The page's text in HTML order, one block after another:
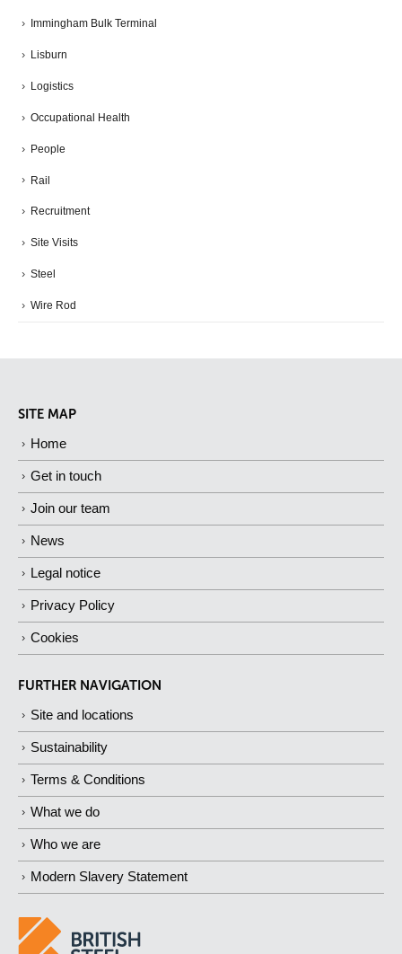
Immingham Bulk Terminal
Lisburn
Logistics
Occupational Health
People
Rail
Recruitment
Site Visits
Steel
Wire Rod
SITE MAP
Home
Get in touch
Join our team
News
Legal notice
Privacy Policy
Cookies
FURTHER NAVIGATION
Site and locations
Sustainability
Terms & Conditions
What we do
Who we are
Modern Slavery Statement